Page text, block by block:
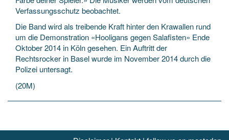
Verfassungsschutz beobachtet.
Die Band wird als treibende Kraft hinter den Krawallen rund
um die Demonstration «Hooligans gegen Salafisten» Ende
Oktober 2014 in Köln gesehen. Ein Auftritt der
Rechtsrocker in Basel wurde im November 2014 durch die
Polizei untersagt.
(20M)